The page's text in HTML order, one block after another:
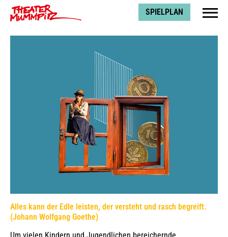
Theater Mummpitz SPIELPLAN
Alles kann der Edle leisten, der versteht und rasch begreift.
(Johann Wolfgang Goethe)